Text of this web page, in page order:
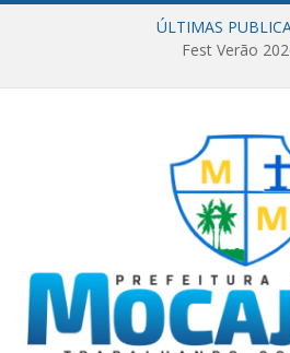
ÚLTIMAS
Fest Verão